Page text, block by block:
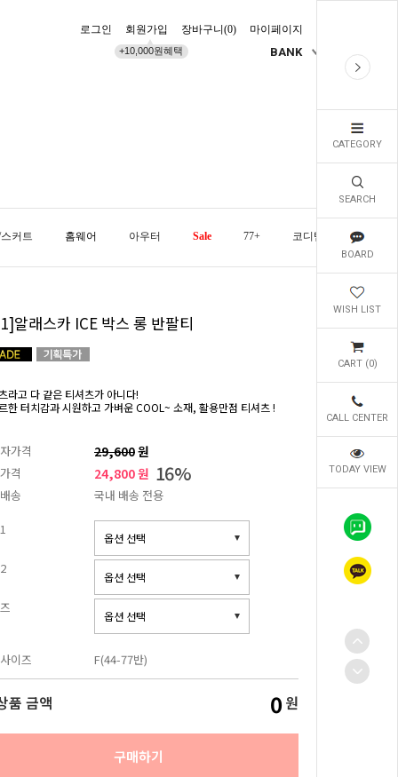
CATEGORY
SEARCH
BOARD
WISH LIST
CART (0)
CALL CENTER
TODAY VIEW
로그인 회원가입
+10,000원혜택
장바구니(0) 마이페이지
BANK
커트 홈웨어 아우터 Sale 77+ 코디템 오늘발송
알래스카 ICE 박스 롱 반팔티
라고 다 같은 티셔츠가 아니다!
한 터치감과 시원하고 가벼운 COOL~ 소재, 활용만점 티셔츠 !
가격 29,600원
격 24,800 원 16%
송
국내 배송 전용
이즈 F(44-77반)
품 금액 0 원
구매하기